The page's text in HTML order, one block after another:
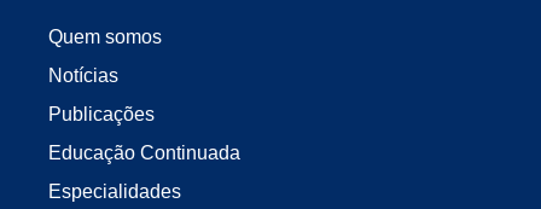
Quem somos
Notícias
Publicações
Educação Continuada
Especialidades